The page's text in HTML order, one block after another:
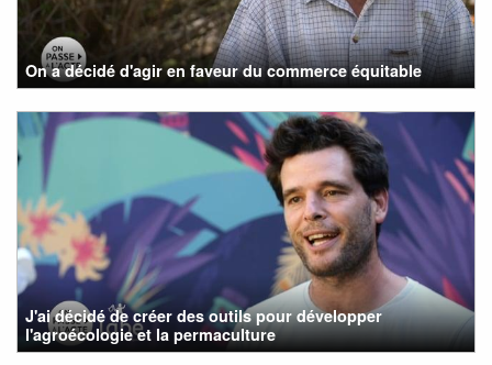
On a décidé d'agir en faveur du commerce équitable
J'ai décidé de créer des outils pour développer
l'agroécologie et la permaculture